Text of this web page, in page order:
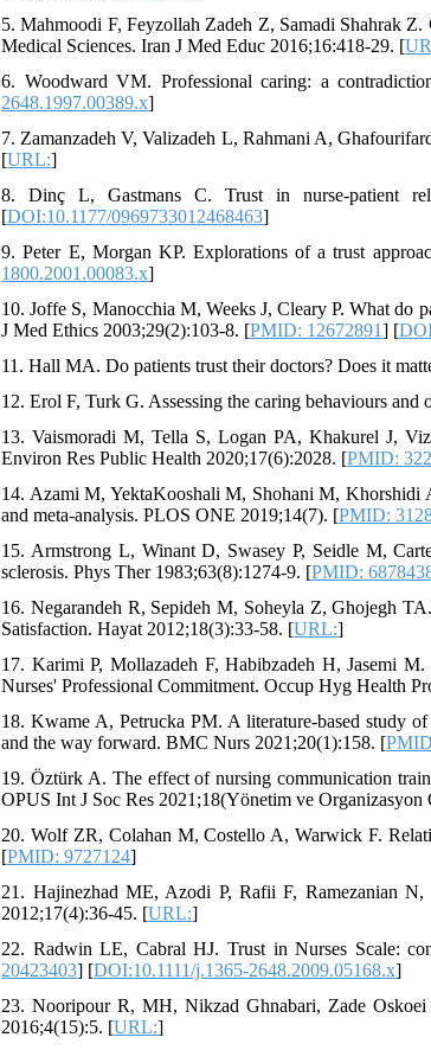
5. Mahmoodi F, Feyzollah Zadeh Z, Samadi Shahrak
Medical Sciences. Iran J Med Educ 2016;16:418-29. [
6. Woodward VM. Professional caring: a
2648.1997.00389.x]
7. Zamanzadeh V, Valizadeh L, Rahmani A,
[URL:]
8. Dinç L, Gastmans C. Trust in nurse-patient
[DOI:10.1177/0969733012468463]
9. Peter E, Morgan KP. Explorations of a trust
1800.2001.00083.x]
10. Joffe S, Manocchia M, Weeks J, Cleary P. What do
J Med Ethics 2003;29(2):103-8. [PMID: 12672891] [
11. Hall MA. Do patients trust their doctors? Does it
12. Erol F, Turk G. Assessing the caring behaviours
13. Vaismoradi M, Tella S, Logan PA, Khakurel J,
Environ Res Public Health 2020;17(6):2028. [PMID:
14. Azami M, YektaKooshali M, Shohani M,
and meta-analysis. PLOS ONE 2019;14(7). [PMID:
15. Armstrong L, Winant D, Swasey P, Seidle M,
sclerosis. Phys Ther 1983;63(8):1274-9. [PMID:
16. Negarandeh R, Sepideh M, Soheyla Z, Ghojegh
Satisfaction. Hayat 2012;18(3):33-58. [URL:]
17. Karimi P, Mollazadeh F, Habibzadeh H, Jasemi
Nurses' Professional Commitment. Occup Hyg Health
18. Kwame A, Petrucka PM. A literature-based study
and the way forward. BMC Nurs 2021;20(1):158. [
19. Öztürk A. The effect of nursing communication
OPUS Int J Soc Res 2021;18(Yönetim ve Organizasyon
20. Wolf ZR, Colahan M, Costello A, Warwick F.
[PMID: 9727124]
21. Hajinezhad ME, Azodi P, Rafii F, Ramezanian
2012;17(4):36-45. [URL:]
22. Radwin LE, Cabral HJ. Trust in Nurses Scale:
20423403] [DOI:10.1111/j.1365-2648.2009.05168.x]
23. Nooripour R, MH, Nikzad Ghnabari, Zade
2016;4(15):5. [URL:]